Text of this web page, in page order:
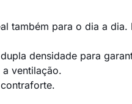
também para o dia a dia.
densidade para
ventilação.